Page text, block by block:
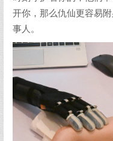
开你，那么仇仙更容易
事人。